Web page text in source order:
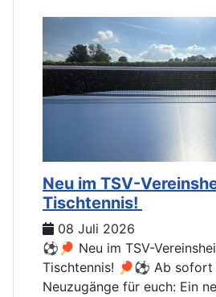
Neu im TSV-
Tischtennis!
08 Juli 2026
⚽🏓 Neu im TSV-
Tischtennis! 🏓⚽ Ab
Neuzugänge für euch: Ein